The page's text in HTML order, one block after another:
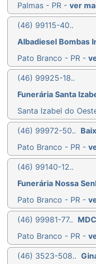
Palmas - PR - ver
(46) 99115-40..
Albadiesel Bombas
Pato Branco - PR -
(46) 99925-18..
Funerária Santa
Santa Izabel do
(46) 99972-50..
Pato Branco - PR -
(46) 99140-12..
Funerária Nossa
Pato Branco - PR -
(46) 99981-77..
Pato Branco - PR -
(46) 3523-508..